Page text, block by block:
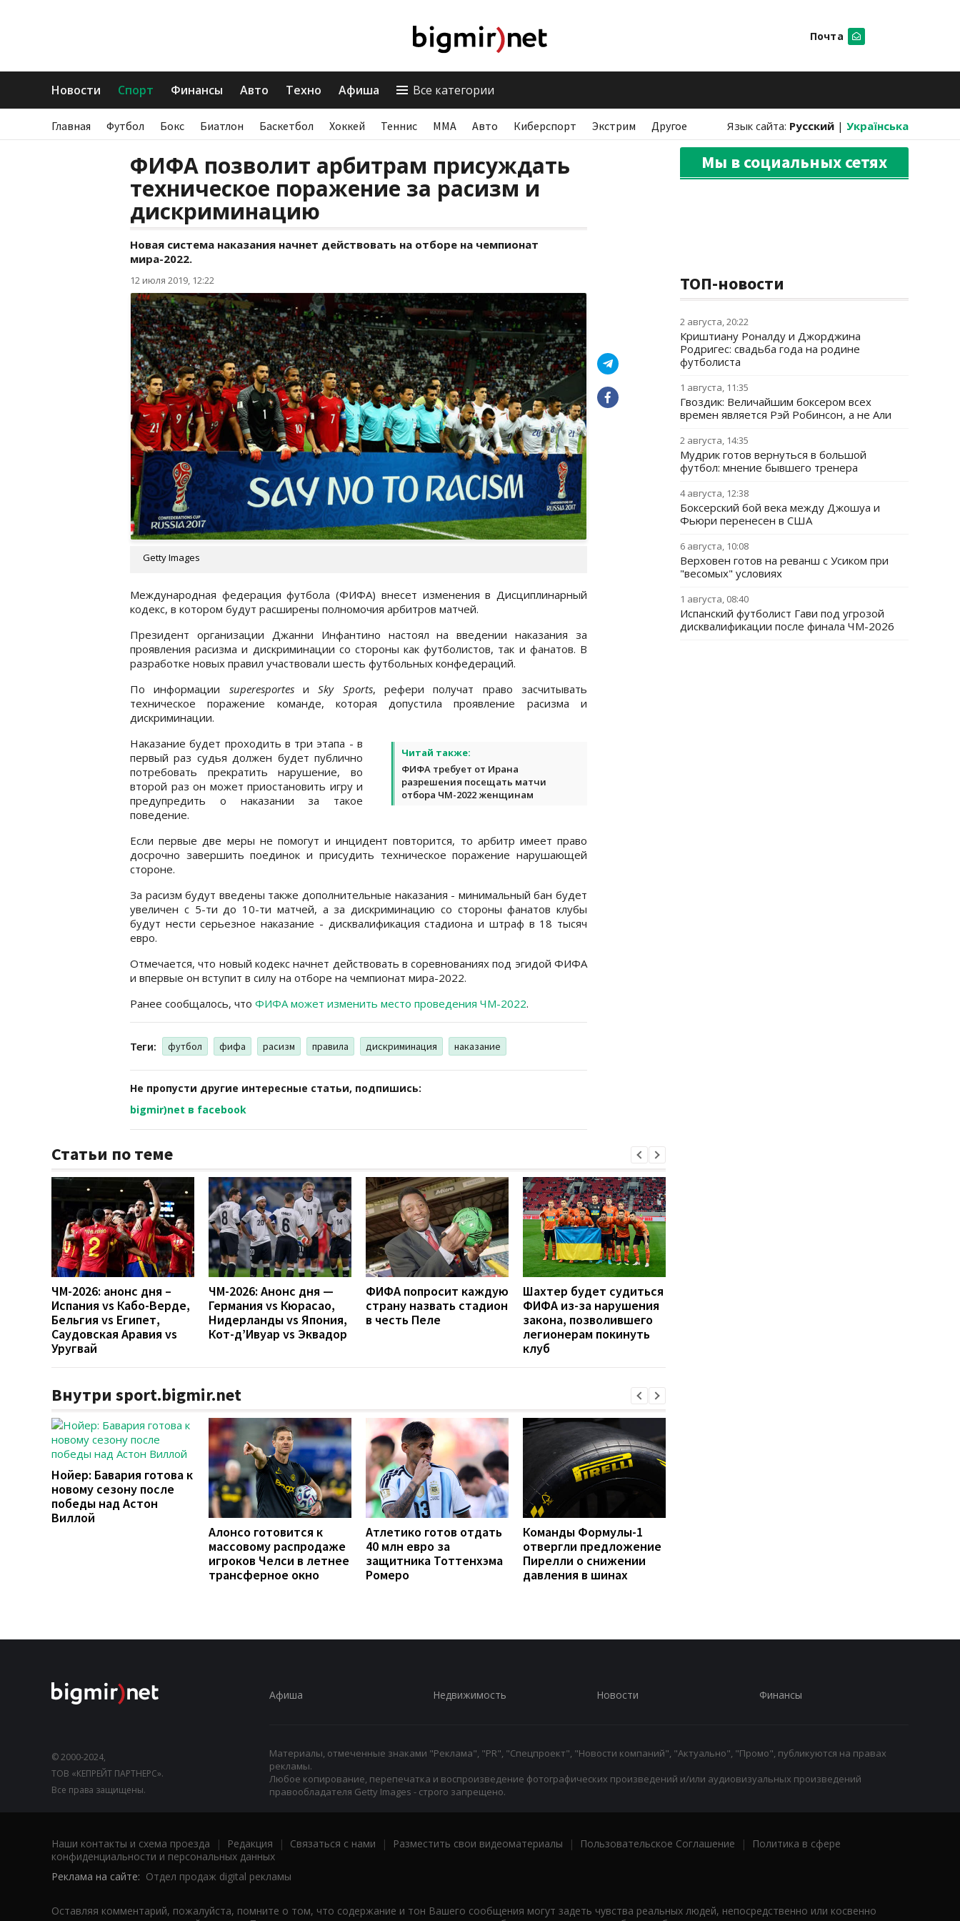
Почта
Новости Спорт Финансы Авто Техно Афиша Все категории
Главная Футбол Бокс Биатлон Баскетбол Хоккей Теннис ММА Авто Киберспорт Экстрим Другое Язык сайта: Русский | Українська
ФИФА позволит арбитрам присуждать
техническое поражение за расизм и
дискриминацию
Новая система наказания начнет действовать на отборе на чемпионат
мира-2022.
12 июля 2019, 12:22
Getty Images
Международная федерация футбола (ФИФА) внесет изменения в Дисциплинарный
кодекс, в котором будут расширены полномочия арбитров матчей.
Президент организации Джанни Инфантино настоял на введении наказания за
проявления расизма и дискриминации со стороны как футболистов, так и фанатов. В
разработке новых правил участвовали шесть футбольных конфедераций.
По информации superesportesиSky Sports, рефери получат право засчитывать
техническое поражение команде, которая допустила проявление расизма и
дискриминации.
Читай также:
ФИФА требует от Ирана
разрешения посещать матчи
отбора ЧМ-2022 женщинам
Наказание будет проходить в три этапа - в
первый раз судья должен будет публично
потребовать прекратить нарушение, во
второй раз он может приостановить игру и
предупредить о наказании за такое
поведение.
Если первые две меры не помогут и инцидент повторится, то арбитр имеет право
досрочно завершить поединок и присудить техническое поражение нарушающей
стороне.
За расизм будут введены также дополнительные наказания - минимальный бан будет
увеличен с 5-ти до 10-ти матчей, а за дискриминацию со стороны фанатов клубы
будут нести серьезное наказание - дисквалификация стадиона и штраф в 18 тысяч
евро.
Отмечается, что новый кодекс начнет действовать в соревнованиях под эгидой ФИФА
и впервые он вступит в силу на отборе на чемпионат мира-2022.
Ранее сообщалось, что ФИФА может изменить место проведения ЧМ-2022.
Теги: футбол фифа расизм правила дискриминация наказание
Не пропусти другие интересные статьи, подпишись:
bigmir)net в facebook
Статьи по теме
ЧМ-2026: анонс дня –
Испания vs Кабо-Верде,
Бельгия vs Египет,
Саудовская Аравия vs
Уругвай
ЧМ-2026: Анонс дня —
Германия vs Кюрасао,
Нидерланды vs Япония,
Кот-д’Ивуар vs Эквадор
ФИФА попросит каждую
страну назвать стадион
в честь Пеле
Шахтер будет судиться
ФИФА из-за нарушения
закона, позволившего
легионерам покинуть
клуб
Внутри sport.bigmir.net
Нойер: Бавария готова к
новому сезону после
победы над Астон
Виллой
Алонсо готовится к
массовому распродаже
игроков Челси в летнее
трансферное окно
Атлетико готов отдать
40 млн евро за
защитника Тоттенхэма
Ромеро
Команды Формулы-1
отвергли предложение
Пирелли о снижении
давления в шинах
Мы в социальных сетях
ТОП-новости
2 августа, 20:22
Криштиану Роналду и Джорджина
Родригес: свадьба года на родине
футболиста
1 августа, 11:35
Гвоздик: Величайшим боксером всех
времен является Рэй Робинсон, а не Али
2 августа, 14:35
Мудрик готов вернуться в большой
футбол: мнение бывшего тренера
4 августа, 12:38
Боксерский бой века между Джошуа и
Фьюри перенесен в США
6 августа, 10:08
Верховен готов на реванш с Усиком при
"весомых" условиях
1 августа, 08:40
Испанский футболист Гави под угрозой
дисквалификации после финала ЧМ-2026
© 2000-2024,
ТОВ «КЕПРЕЙТ ПАРТНЕРС».
Все права защищены.
Афиша Недвижимость Новости Финансы
Материалы, отмеченные знаками "Реклама", "PR", "Спецпроект", "Новости компаний", "Актуально", "Промо", публикуются на правах
рекламы.
Любое копирование, перепечатка и воспроизведение фотографических произведений и/или аудиовизуальных произведений
правообладателя Getty Images - строго запрещено.
Наши контакты и схема проезда | Редакция | Связаться с нами | Разместить свои видеоматериалы | Пользовательское Соглашение |
Политика в сфере
конфиденциальности и персональных данных
Реклама на сайте: Отдел продаж digital рекламы
Оставляя комментарий, пожалуйста, помните о том, что содержание и тон Вашего сообщения могут задеть чувства реальных людей, непосредственно или косвенно